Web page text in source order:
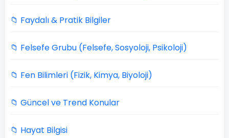
📁 Faydalı & Pratik Bilgiler
📁 Felsefe Grubu (Felsefe, Sosyoloji, Psikoloji)
📁 Fen Bilimleri (Fizik, Kimya, Biyoloji)
📁 Güncel ve Trend Konular
📁 Hayat Bilgisi